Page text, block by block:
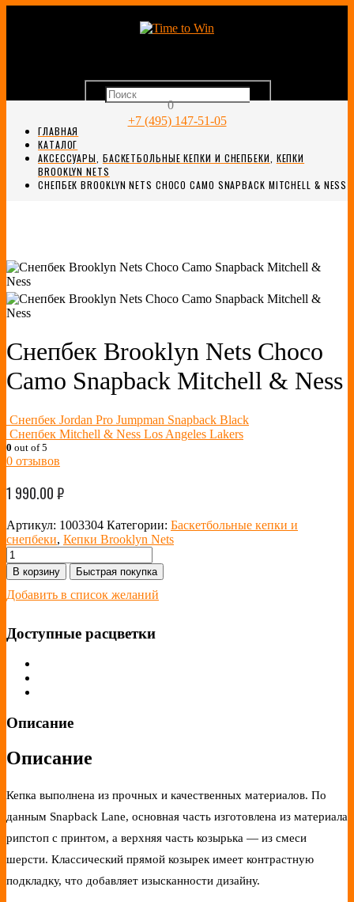
0
+7 (495) 147-51-05
ГЛАВНАЯ
КАТАЛОГ
АКСЕССУАРЫ БАСКЕТБОЛЬНЫЕ КЕПКИ И СНЕПБЕКИ КЕПКИ
BROOKLYN NETS
СНЕПБЕК BROOKLYN NETS CHOCO CAMO SNAPBACK MITCHELL & NESS
Снепбек Brooklyn Nets Choco
Camo Snapback Mitchell & Ness
Снепбек Jordan Pro Jumpman Snapback Black
Снепбек Mitchell & Ness Los Angeles Lakers
0 out of 5
0 отзывов
1 990.00₽
Артикул: 1003304 Категории: Баскетбольные кепки и
снепбеки, Кепки Brooklyn Nets
В корзину Быстрая покупка
Добавить в список желаний
Доступные расцветки
Описание
Описание
Кепка выполнена из прочных и качественных материалов. По
данным Snapback Lane, основная часть изготовлена из материала
рипстоп с принтом, а верхняя часть козырька — из смеси
шерсти. Классический прямой козырек имеет контрастную
подкладку, что добавляет изысканности дизайну.